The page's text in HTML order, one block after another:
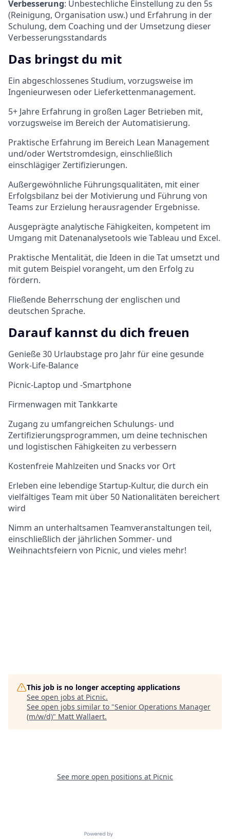
Verbesserung: Unbestechliche Einstellung zu den 5s
(Reinigung, Organisation usw.) und Erfahrung in der
Schulung, dem Coaching und der Umsetzung dieser
Verbesserungsstandards
Das bringst du mit
Ein abgeschlossenes Studium, vorzugsweise im
Ingenieurwesen oder Lieferkettenmanagement.
5+ Jahre Erfahrung in großen Lager Betrieben mit,
vorzugsweise im Bereich der Automatisierung.
Praktische Erfahrung im Bereich Lean Management
und/oder Wertstromdesign, einschließlich
einschlägiger Zertifizierungen.
Außergewöhnliche Führungsqualitäten, mit einer
Erfolgsbilanz bei der Motivierung und Führung von
Teams zur Erzielung herausragender Ergebnisse.
Ausgeprägte analytische Fähigkeiten, kompetent im
Umgang mit Datenanalysetools wie Tableau und Excel.
Praktische Mentalität, die Ideen in die Tat umsetzt und
mit gutem Beispiel vorangeht, um den Erfolg zu
fördern.
Fließende Beherrschung der englischen und
deutschen Sprache.
Darauf kannst du dich freuen
Genieße 30 Urlaubstage pro Jahr für eine gesunde
Work-Life-Balance
Picnic-Laptop und -Smartphone
Firmenwagen mit Tankkarte
Zugang zu umfangreichen Schulungs- und
Zertifizierungsprogrammen, um deine technischen
und logistischen Fähigkeiten zu verbessern
Kostenfreie Mahlzeiten und Snacks vor Ort
Erleben eine lebendige Startup-Kultur, die durch ein
vielfältiges Team mit über 50 Nationalitäten bereichert
wird
Nimm an unterhaltsamen Teamveranstaltungen teil,
einschließlich der jährlichen Sommer- und
Weihnachtsfeiern von Picnic, und vieles mehr!
This job is no longer accepting applications
See open jobs at Picnic.
See open jobs similar to "Senior Operations Manager
(m/w/d)" Matt Wallaert.
See more open positions at Picnic